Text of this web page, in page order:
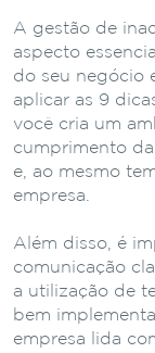
A gestão de
aspecto
do seu negócio
aplicar as 9
você cria um
cumprimento
e, ao mesmo
empresa.
Além disso, é
comunicação
a utilização de
bem
empresa lida